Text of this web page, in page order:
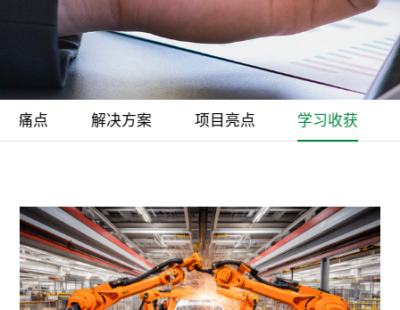
痛点 解决方案 项目亮点 学习收获